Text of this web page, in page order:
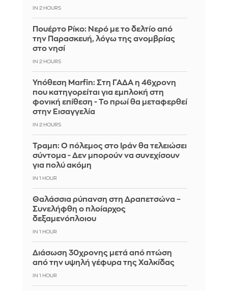
IN 2 HOURS
Πουέρτο Ρίκο: Νερό με το δελτίο από
την Παρασκευή, λόγω της ανομβρίας
στο νησί
IN 2 HOURS
Υπόθεση Marfin: Στη ΓΑΔΑ η 46χρονη
που κατηγορείται για εμπλοκή στη
φονική επίθεση - Το πρωί θα μεταφερθεί
στην Εισαγγελία
IN 2 HOURS
Τραμπ: Ο πόλεμος στο Ιράν θα τελειώσει
σύντομα - Δεν μπορούν να συνεχίσουν
για πολύ ακόμη
IN 1 HOUR
Θαλάσσια ρύπανση στη Δραπετσώνα –
Συνελήφθη ο πλοίαρχος
δεξαμενόπλοιου
IN 1 HOUR
Διάσωση 30χρονης μετά από πτώση
από την υψηλή γέφυρα της Χαλκίδας
IN 1 HOUR